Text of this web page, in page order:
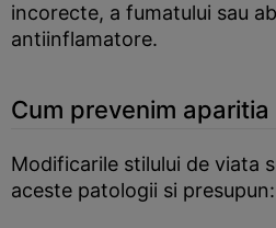
incorecte, a fumatului sau
antiinflamatore.
Cum prevenim
Modificarile stilului de viata
aceste patologii si presupun: